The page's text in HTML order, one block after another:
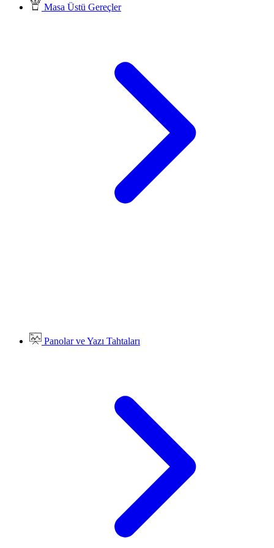
Masa Üstü Gereçler
Panolar ve Yazı Tahtaları